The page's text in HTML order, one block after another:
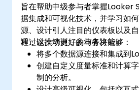
旨在帮助中级参与者掌握Looker
据集成和可视化技术，并学习如
源、设计引人注目的仪表板以及
程，以推动更好的业务决策。
通过这次培训，参与者将能够：
将多个数据源连接和集成到
创建自定义度量标准和计算
制的分析。